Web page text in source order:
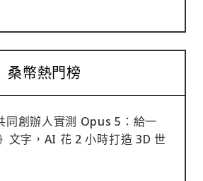
桑幣熱門榜
同創辦人實測 Opus 5：給一
文字，AI 花 2 小時打造 3D 世